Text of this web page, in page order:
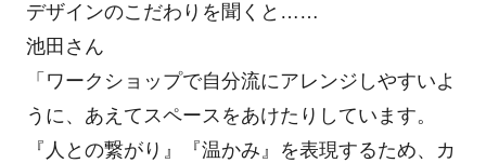
デザインのこだわりを聞くと……
池田さん
「ワークショップで自分流にアレンジしやすいよ
うに、あえてスペースをあけたりしています。
『人との繋がり』『温かみ』を表現するため、カ